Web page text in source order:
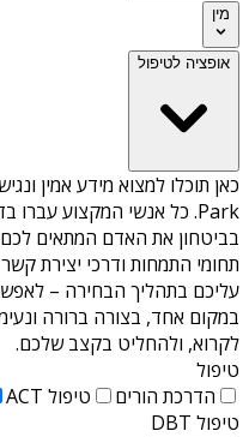
מין
אופציה לטיפול
כאן תוכלו למצוא מידע אמין
Park. כל אנשי המקצוע עברו
בביטחון את האדם המתאים
תחומי התמחות ודרכי יצירת
עליכם בתהליך הבחירה –
במקום אחד, בצורה ברורה
לקרוא, ולהחליט בקצב שלכם.
טיפול
הדרכת הורים
טיפול ACT
טיפול DBT